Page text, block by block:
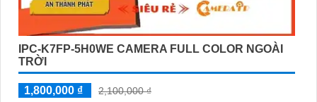
IPC-K7FP-5H0WE CAMERA FULL COLOR NGOÀI
TRỜI
1,800,000 ₫
2,100,000 ₫